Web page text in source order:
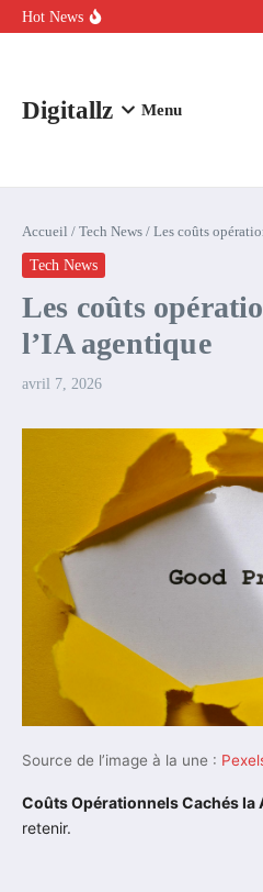
Aller au contenu
Hot News
Comment l’IA simplifie la
Digitallz Menu
Accueil / Tech News / Les coûts
Tech News
Les coûts
l’IA agentique
avril 7, 2026
Source de l’image à la une :
Coûts Opérationnels Cachés Ia
retenir.